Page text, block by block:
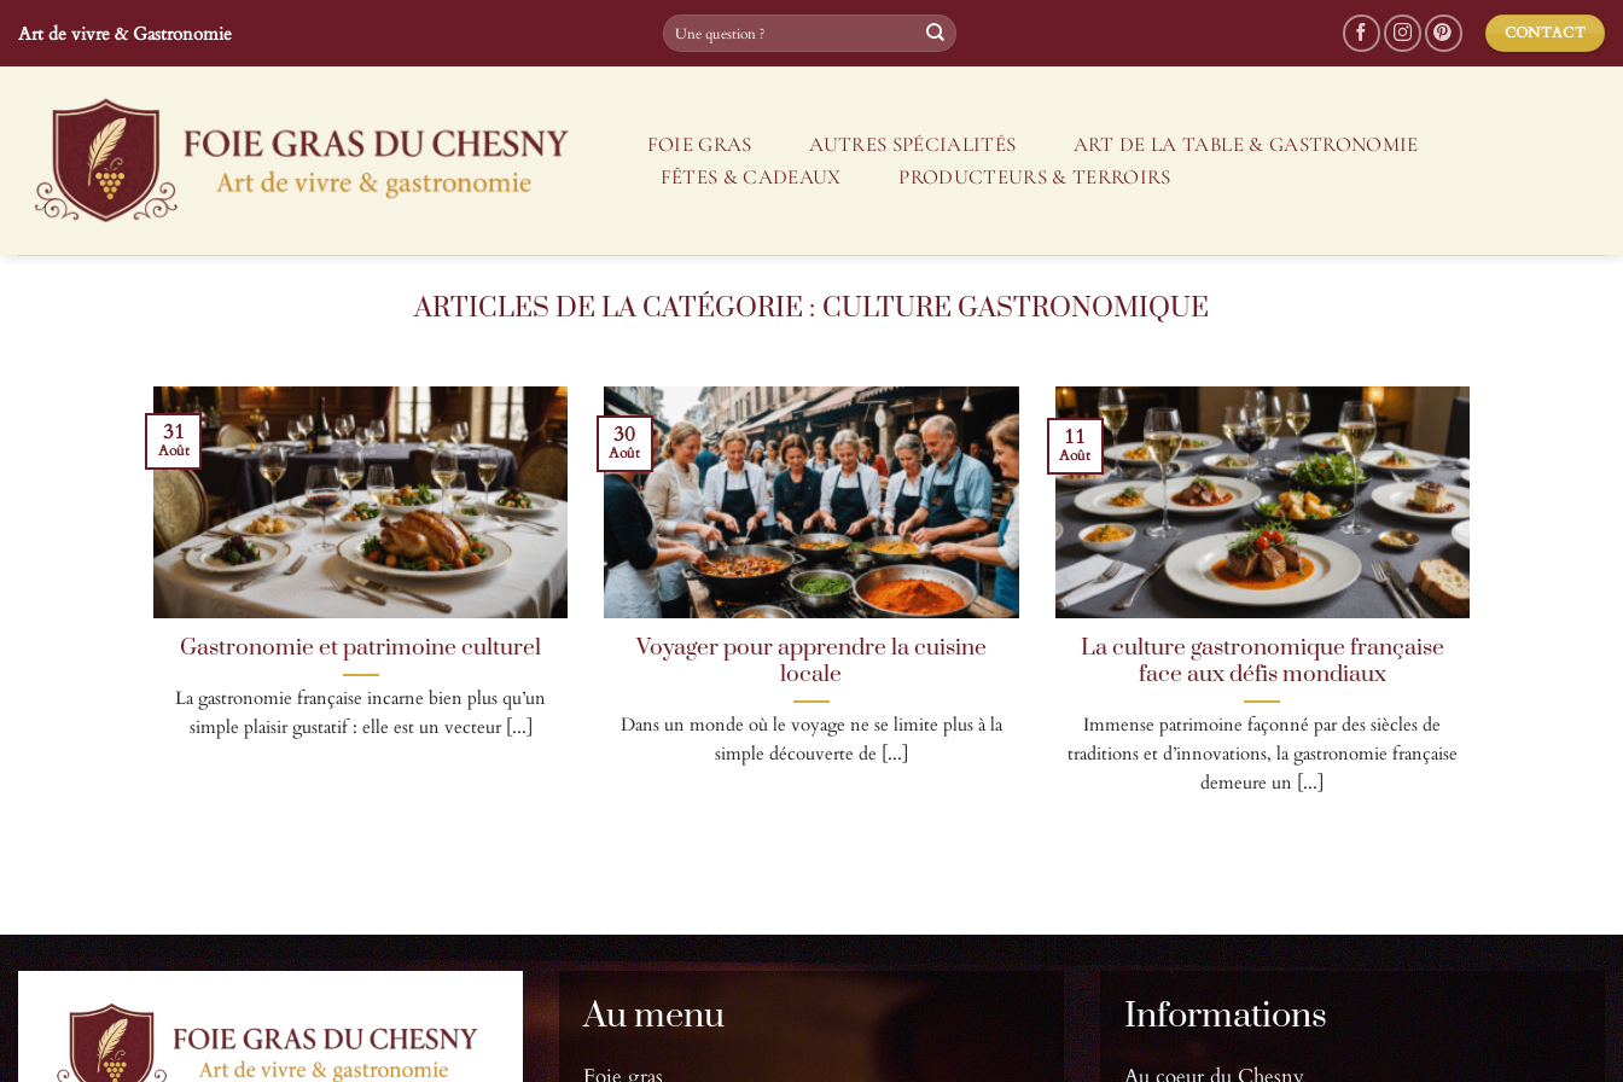
Art de vivre & Gastronomie CONTACT
FOIE GRAS AUTRES SPÉCIALITÉS
ART DE LA TABLE & GASTRONOMIE
FÊTES & CADEAUX
PRODUCTEURS & TERROIRS
CULTURE GASTRONOMIQUE
Gastronomie et patrimoine culturel
La gastronomie française incarne bien plus qu’un
simple plaisir gustatif : elle est un vecteur [...]
31
Août
Voyager pour apprendre la cuisine
locale
Dans un monde où le voyage ne se limite plus à la
simple découverte de [...]
30
Août
La culture gastronomique française
face aux défis mondiaux
Immense patrimoine façonné par des siècles de
traditions et d’innovations, la gastronomie française
demeure un [...]
11
Août
Au menu Informations